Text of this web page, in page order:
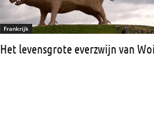
Frankrijk
Het levensgrote everzwijn van